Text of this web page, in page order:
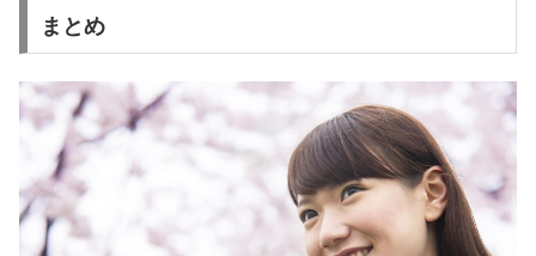
まとめ